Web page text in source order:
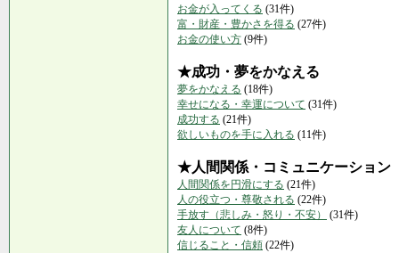
お金が入ってくる (31件)
富・財産・豊かさを得る (27件)
お金の使い方 (9件)
★成功・夢をかなえる
夢をかなえる (18件)
幸せになる・幸運について (31件)
成功する (21件)
欲しいものを手に入れる (11件)
★人間関係・コミュニケーション
人間関係を円滑にする (21件)
人の役立つ・尊敬される (22件)
手放す（悲しみ・怒り・不安）
(31件)
友人について (8件)
信じること・信頼 (22件)